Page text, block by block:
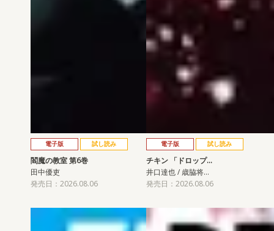
電子版 試し読み
閻魔の教室 第6巻
田中優吏
発売日：2026.08.06
電子版 試し読み
チキン 「ドロップ…
井口達也 / 歳脇将…
発売日：2026.08.06